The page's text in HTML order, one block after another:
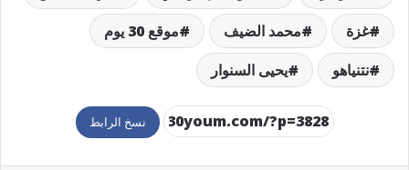
غزة
محمد الضيف
موقع 30 يوم
نتنياهو
يحيى السنوار
نسخ الرابط